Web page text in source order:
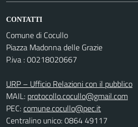
CONTATTI
Comune di Cocullo
Piazza Madonna delle Grazie
P.iva : 00218020667
URP – Ufficio Relazioni con il pubblico
MAIL: protocollo.cocullo@gmail.com
PEC:comune.cocullo@pec.it
Centralino unico: 0864 49117